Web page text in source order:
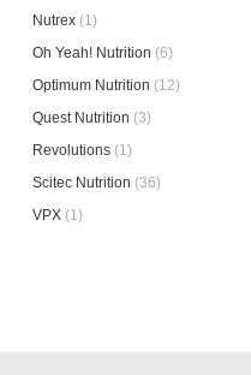
Nutrex (1)
Oh Yeah! Nutrition (6)
Optimum Nutrition (12)
Quest Nutrition (3)
Revolutions (1)
Scitec Nutrition (36)
VPX (1)